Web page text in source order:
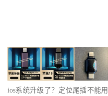
ios系统升级了？定位尾插不能用